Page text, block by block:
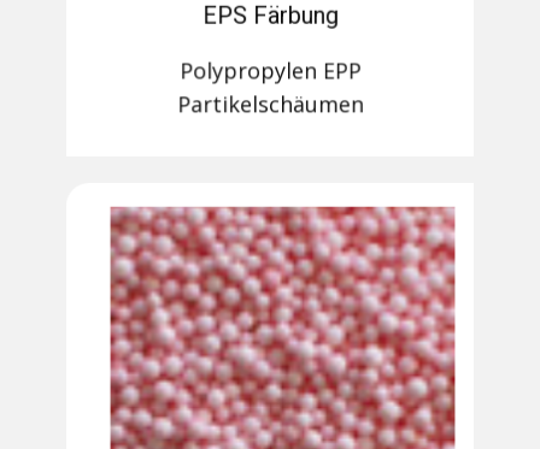
EPS Färbung
Polypropylen EPP
Partikelschäumen